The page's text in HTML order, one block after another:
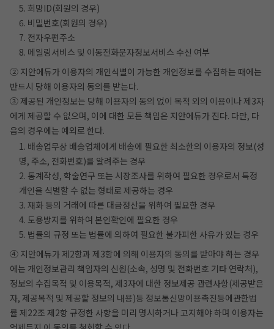
5. 희망ID(회원의 경우)
6. 비밀번호(회원의 경우)
7. 전자우편주소
8. 메일링서비스 및 이동전화문자정보서비스 수신 여부
② 지안에듀가 이용자의 개인식별이 가능한 개인정보를 수집하는 때에는
반드시 당해 이용자의 동의를 받는다.
③ 제공된 개인정보는 당해 이용자의 동의 없이 목적 외의 이용이나 제3자
에게 제공할 수 없으며, 이에 대한 모든 책임은 지안에듀가 진다. 다만, 다
음의 경우에는 예외로 한다.
1. 배송업무상 배송업체에게 배송에 필요한 최소한의 이용자의 정보(성
명, 주소, 전화번호)를 알려주는 경우
2. 통계작성, 학술연구 또는 시장조사를 위하여 필요한 경우로서 특정
개인을 식별할 수 없는 형태로 제공하는 경우
3. 재화 등의 거래에 따른 대금정산을 위하여 필요한 경우
4. 도용방지를 위하여 본인확인에 필요한 경우
5. 법률의 규정 또는 법률에 의하여 필요한 불가피한 사유가 있는 경우
④ 지안에듀가 제2항과 제3항에 의해 이용자의 동의를 받아야 하는 경우
에는 개인정보관리 책임자의 신원(소속, 성명 및 전화번호 기타 연락처),
정보의 수집목적 및 이용목적, 제3자에 대한 정보제공 관련사항(제공받은
자, 제공목적 및 제공할 정보의 내용)등 정보통신망이용촉진등에관한법
률 제22조 제2항 규정한 사항을 미리 명시하거나 고지해야 하며 이용자는